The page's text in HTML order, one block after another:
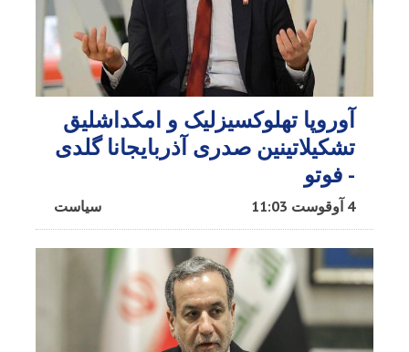
آوروپا تهلوکسیزلیک و امکداشلیق
تشکیلاتینین صدری آذربایجانا گلدی
- فوتو
سیاست 4 آوقوست 11:03